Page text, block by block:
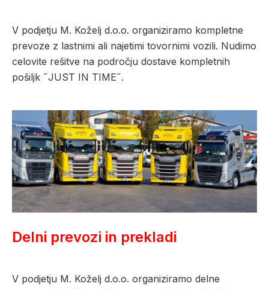
V podjetju M. Koželj d.o.o. organiziramo kompletne
prevoze z lastnimi ali najetimi tovornimi vozili. Nudimo
celovite rešitve na področju dostave kompletnih
pošiljk ˝JUST IN TIME˝.
Delni prevozi in prekladi
V podjetju M. Koželj d.o.o. organiziramo delne